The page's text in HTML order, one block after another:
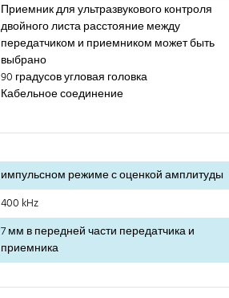
Приемник для ультразвукового контроля
двойного листа расстояние между
передатчиком и приемником может быть
выбрано
90 градусов угловая головка
Кабельное соединение
импульсном режиме с оценкой амплитуды
400 kHz
7 мм в передней части передатчика и
приемника